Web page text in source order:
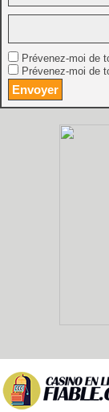
Prévenez-moi de
Prévenez-moi de